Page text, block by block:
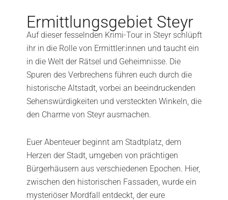
Ermittlungsgebiet Steyr
Auf dieser fesselnden Krimi-Tour in Steyr schlüpft
ihr in die Rolle von Ermittler:innen und taucht ein
in die Welt der Rätsel und Geheimnisse. Die
Spuren des Verbrechens führen euch durch die
historische Altstadt, vorbei an beeindruckenden
Sehenswürdigkeiten und versteckten Winkeln, die
den Charme von Steyr ausmachen.
Euer Abenteuer beginnt am Stadtplatz, dem
Herzen der Stadt, umgeben von prächtigen
Bürgerhäusern aus verschiedenen Epochen. Hier,
zwischen den historischen Fassaden, wurde ein
mysteriöser Mordfall entdeckt, der eure